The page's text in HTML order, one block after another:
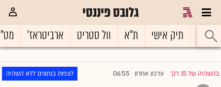
גלובס פיננסי
ראשי תיק אישי ת"א וול סטריט ארביטראז'
בהשהיה של 15 דק' |עדכון אחרון 06:55 לצפות בנתונים ללא השהיה